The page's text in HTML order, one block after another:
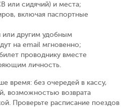
или сидячий) и места;
включая паспортные
или другим удобным
на email мгновенно;
проводнику вместе
личность.
время: без очередей в кассу,
возможностью возврата
Проверьте расписание поездов